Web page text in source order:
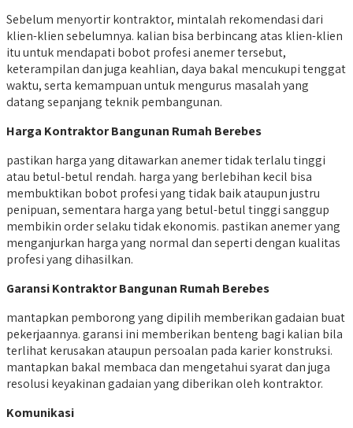
Sebelum menyortir kontraktor, mintalah rekomendasi dari
klien-klien sebelumnya. kalian bisa berbincang atas klien-klien
itu untuk mendapati bobot profesi anemer tersebut,
keterampilan dan juga keahlian, daya bakal mencukupi tenggat
waktu, serta kemampuan untuk mengurus masalah yang
datang sepanjang teknik pembangunan.
Harga Kontraktor Bangunan Rumah Berebes
pastikan harga yang ditawarkan anemer tidak terlalu tinggi
atau betul-betul rendah. harga yang berlebihan kecil bisa
membuktikan bobot profesi yang tidak baik ataupun justru
penipuan, sementara harga yang betul-betul tinggi sanggup
membikin order selaku tidak ekonomis. pastikan anemer yang
menganjurkan harga yang normal dan seperti dengan kualitas
profesi yang dihasilkan.
Garansi Kontraktor Bangunan Rumah Berebes
mantapkan pemborong yang dipilih memberikan gadaian buat
pekerjaannya. garansi ini memberikan benteng bagi kalian bila
terlihat kerusakan ataupun persoalan pada karier konstruksi.
mantapkan bakal membaca dan mengetahui syarat dan juga
resolusi keyakinan gadaian yang diberikan oleh kontraktor.
Komunikasi